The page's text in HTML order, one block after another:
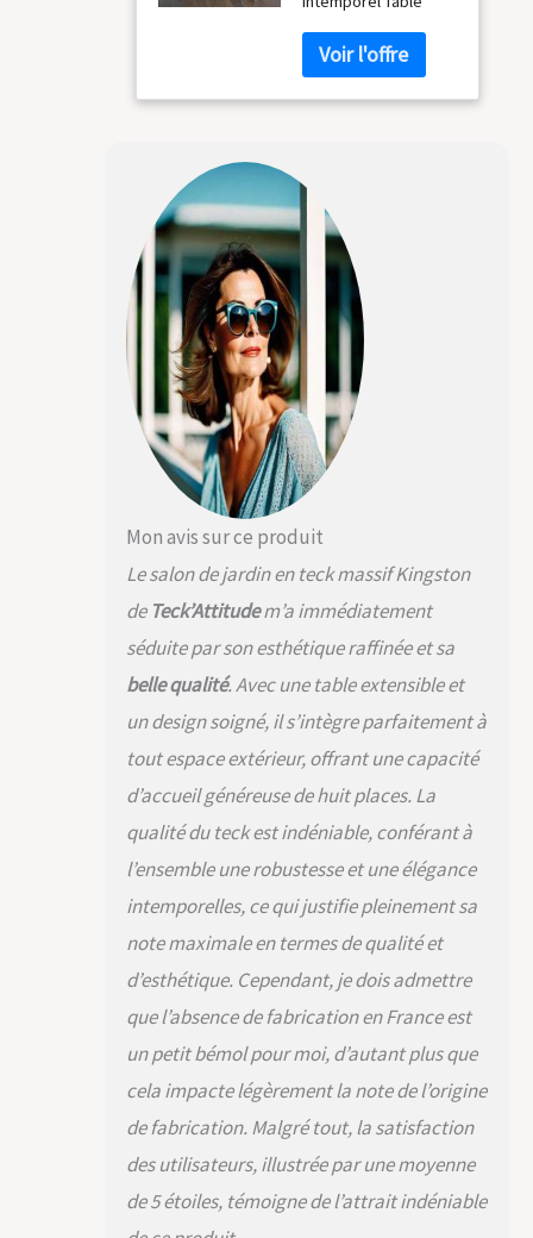
Fabrication artisanale
Pieds de la table à
assembler
rallonge : L 180 x l 100
x h 75 cm, avec 1
rallonge : L 210 x l 100
x h 75 cm et avec 2
rallonges : L 240 x l
100 x h 75 cm.
Mon avis sur ce produit
Le salon de jardin en teck massif Kingston
de Teck’Attitudem’a immédiatement
séduite par son esthétique raffinée et sa
belle qualité. Avec une table extensible et
un design soigné, il s’intègre parfaitement à
tout espace extérieur, offrant une capacité
d’accueil généreuse de huit places. La
qualité du teck est indéniable, conférant à
l’ensemble une robustesse et une élégance
intemporelles, ce qui justifie pleinement sa
note maximale en termes de qualité et
d’esthétique. Cependant, je dois admettre
que l’absence de fabrication en France est
un petit bémol pour moi, d’autant plus que
cela impacte légèrement la note de l’origine
de fabrication. Malgré tout, la satisfaction
des utilisateurs, illustrée par une moyenne
de 5 étoiles, témoigne de l’attrait indéniable